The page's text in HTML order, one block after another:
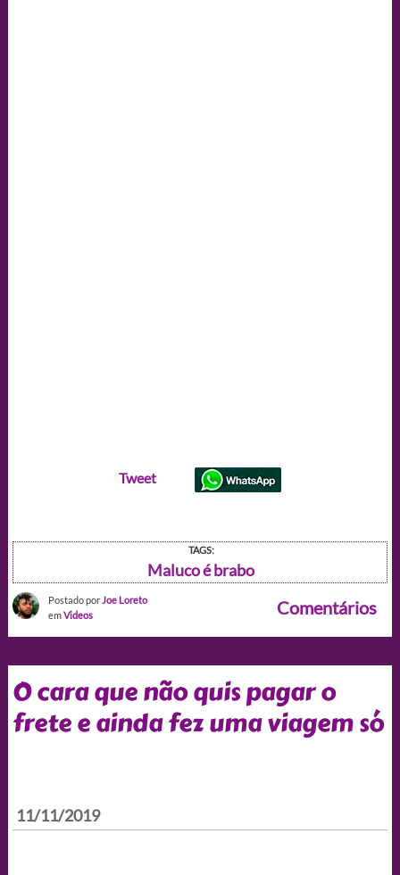
Tweet
TAGS:
Maluco é brabo
Postado por Joe Loreto
emVideos Comentários
O cara que não quis pagar o
frete e ainda fez uma viagem só
11/11/2019